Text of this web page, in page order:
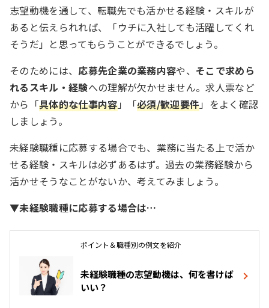
志望動機を通して、転職先でも活かせる経験・スキルが
あると伝えられれば、「ウチに入社しても活躍してくれ
そうだ」と思ってもらうことができるでしょう。
そのためには、 応募先企業の業務内容や、 そこで求めら
れるスキル・経験への理解が欠かせません。求人票など
から「具体的な仕事内容」「必須/歓迎要件」をよく確認
しましょう。
未経験職種に応募する場合でも、業務に当たる上で活か
せる経験・スキルは必ずあるはず。過去の業務経験から
活かせそうなことがないか、考えてみましょう。
▼未経験職種に応募する場合は…
ポイント＆職種別の例文を紹介
未経験職種の志望動機は、何を書けば
いい？